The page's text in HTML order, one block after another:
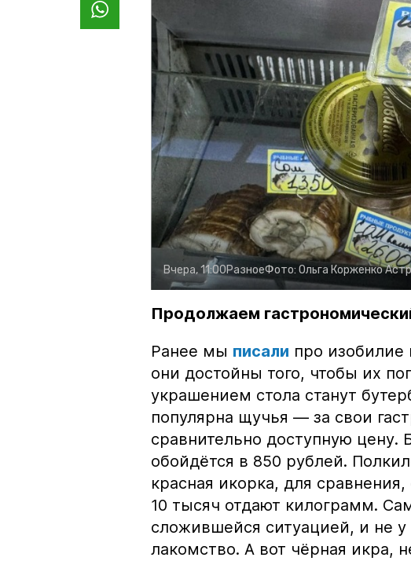
Вчера, 11:00РазноеФото: Ольга Корженко
Продолжаем
Ранее мы писали про изобилие
они достойны того, чтобы их
украшением стола станут
популярна щучья — за свои
сравнительно доступную цену.
обойдётся в 850 рублей.
красная икорка, для
10 тысяч отдают килограмм.
сложившейся ситуацией, и не у
лакомство. А вот чёрная икра,